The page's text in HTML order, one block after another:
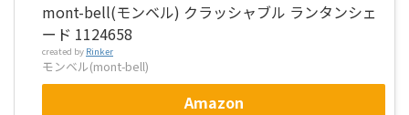
mont-bell(モンベル) クラッシャブル ランタンシェ
ード 1124658
created by Rinker
モンベル(mont-bell)
Amazon